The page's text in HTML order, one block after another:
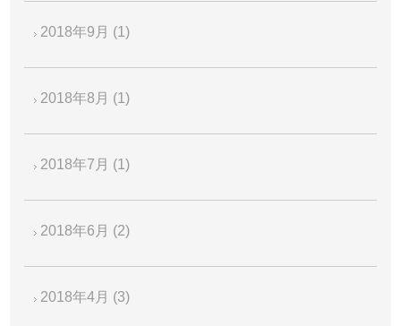
2018年9月 (1)
2018年8月 (1)
2018年7月 (1)
2018年6月 (2)
2018年4月 (3)